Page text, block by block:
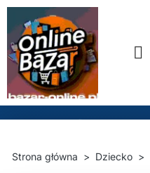
Strona główna Dziecko